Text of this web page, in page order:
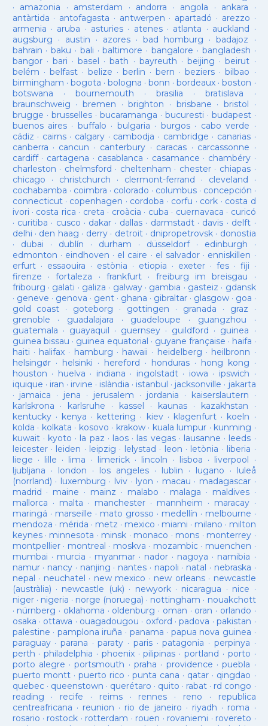
· amazonia · amsterdam · andorra · angola · ankara ·
antàrtida · antofagasta · antwerpen · apartadó · arezzo ·
armenia · aruba · asturies· atenes· atlanta · auckland ·
augsburg · austin · azores·bad homburg ·badajoz ·
bahrain ·baku · bali ·baltimore ·bangalore · bangladesh ·
bangor· bari ·basel ·bath · bayreuth ·beijing ·beirut ·
belém · belfast· belize · berlin ·bern ·beziers ·bilbao ·
birmingham · bogota · bologna ·bonn ·bordeaux ·boston ·
botswana · bournemouth ·brasilia ·bratislava ·
braunschweig · bremen ·brighton · brisbane · bristol ·
brugge · brusselles· bucaramanga · bucuresti · budapest·
buenos aires· buffalo · bulgaria · burgos· cabo verde ·
cádiz · cairns· calgary · cambodja · cambridge · canarias·
canberra · cancun · canterbury · caracas · carcassonne ·
cardiff· cartagena · casablanca · casamance · chambéry·
charleston · chelmsford · cheltenham · chester· chiapas ·
chicago · christchurch · clermont-ferrand · cleveland ·
cochabamba · coimbra · colorado · columbus· concepción ·
connecticut· copenhagen · cordoba · corfu · cork · costa d
ivori · costa rica · creta · croàcia · cuba · cuernavaca · curicó
· curitiba · cusco · dakar · dallas · darmstadt· davis · delft ·
delhi · den haag · derry· detroit· dnipropetrovsk· donostia
· dubai · dublín · durham · düsseldorf· edinburgh ·
edmonton · eindhoven · el caire · el salvador · enniskillen ·
erfurt· essaouira · estònia · etiopia · exeter· fes· fiji ·
firenze ·fortaleza · frankfurt· freiburg im breisgau ·
fribourg · galati · galiza · galway· gambia · gasteiz · gdansk
· geneve · genova · gent· ghana · gibraltar· glasgow· goa ·
gold coast · goteborg · gottingen · granada · graz ·
grenoble · guadalajara · guadeloupe · guangzhou ·
guatemala · guayaquil · guernsey· guildford · guinea ·
guinea bissau · guinea equatorial · guyane française · haifa ·
haiti · halifax · hamburg · hawaii · heidelberg · heilbronn ·
helsingør· helsinki · hereford · honduras· hong kong ·
houston · huelva · indiana · ingolstadt· iowa · ipswich ·
iquique · iran · irvine · islàndia · istanbul · jacksonville · jakarta
· jamaica · jena · jerusalem · jordania · kaiserslautern ·
karlskrona · karlsruhe · kassel · kaunas· kazakhstan ·
kentucky· kenya · kettering · kiev· klagenfurt · koeln ·
kolda · kolkata · kosovo · krakow· kuala lumpur · kunming ·
kuwait· kyoto · la paz · laos· las vegas· lausanne · leeds ·
leicester· leiden · leipzig · lelystad · leon · letònia · liberia ·
liege · lille · lima · limerick· lincoln · lisboa · liverpool ·
ljubljana · london · los angeles· lublin · lugano · luleå
(norrland) · luxemburg · lviv · lyon · macau · madagascar·
madrid · maine · mainz · malabo · malaga · maldives·
mallorca · malta · manchester· mannheim · maracay·
maringá · marseille · mato grosso · medellín · melbourne ·
mendoza · mérida · metz · mexico · miami · milano · milton
keynes· minnesota · minsk · monaco · mons · monterrey ·
montpellier· montreal · moskva · mozambic· muenchen ·
mumbai · murcia · myanmar· nador · nagoya · namibia ·
namur· nancy · nanjing · nantes · napoli · natal · nebraska ·
nepal · neuchatel · new mexico · new orleans· newcastle
(austràlia) · newcastle (uk) · newyork· nicaragua · nice ·
niger· nigeria · norge (noruega) · nottingham · nouakchott
· nürnberg · oklahoma · oldenburg · oman · oran · orlando ·
osaka · ottawa · ouagadougou · oxford ·padova ·pakistan ·
palestine · pamplona iruña · panama · papua nova guinea ·
paraguay· parana ·paraty · paris·patagonia · perpinya ·
perth ·philadelphia · phoenix·pilipinas ·portland · porto ·
porto alegre ·portsmouth ·praha · providence ·puebla ·
puerto montt· puerto rico ·punta cana · qatar · qingdao ·
quebec· queenstown · querétaro · quito · rabat · rd congo ·
reading · recife · reims· rennes · reno · republica
centreafricana · reunion · rio de janeiro · riyadh · roma ·
rosario · rostock · rotterdam · rouen · rovaniemi · rovereto ·